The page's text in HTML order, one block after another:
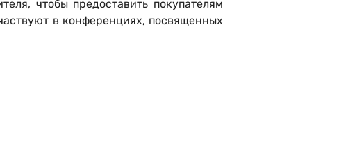
чтобы предоставить покупателям
в конференциях, посвященных